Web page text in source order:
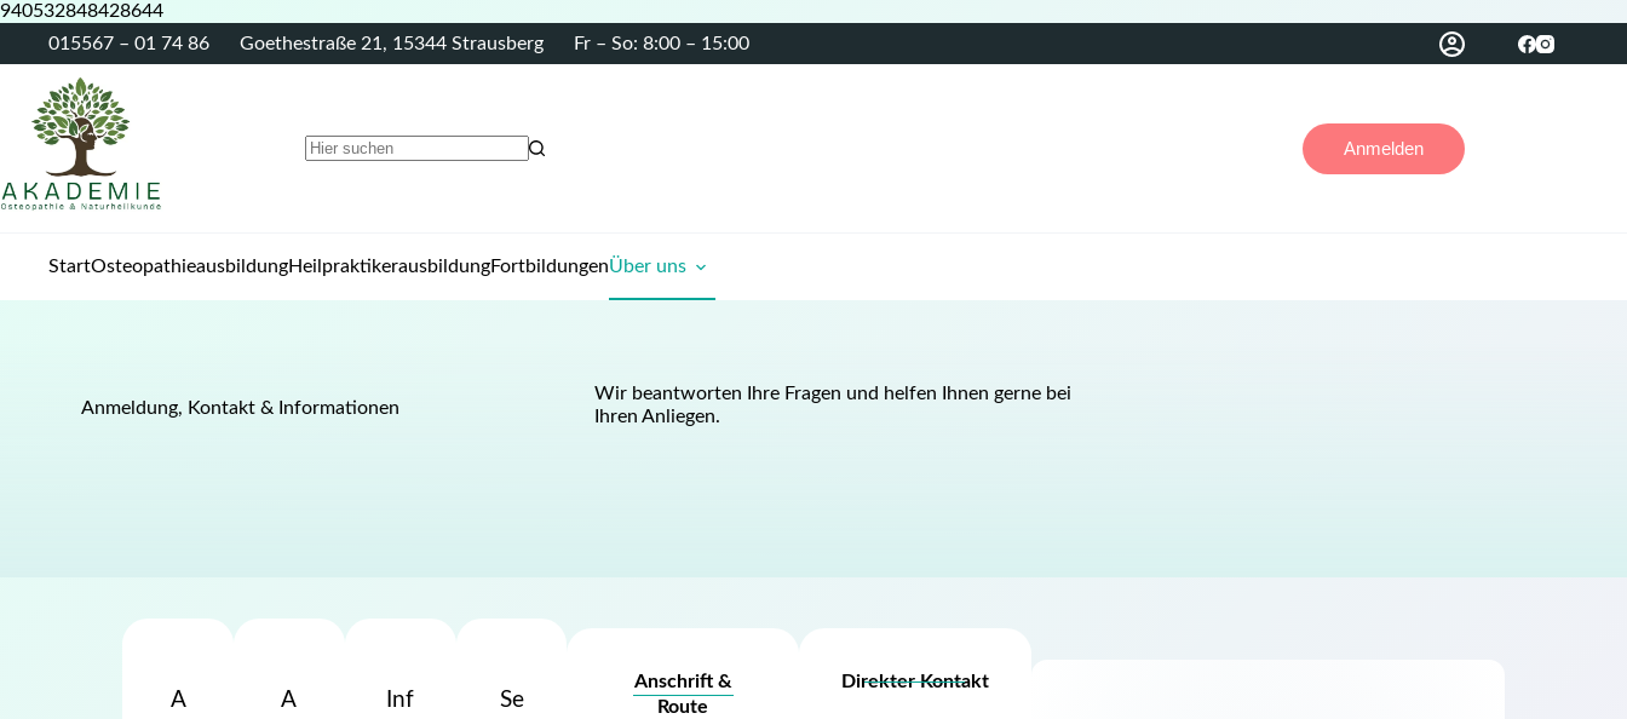
940532848428644
015567 – 01 74 86
Goethestraße 21, 15344 Strausberg Fr – So: 8:00 – 15:00
Anmelden
StartOsteopathieausbildungHeilpraktikerausbildungFortbildungenÜber uns
Anmeldung, Kontakt & Informationen
Wir beantworten Ihre Fragen und helfen Ihnen gerne bei
Ihren Anliegen.
A
A
Inf
Se
Anschrift &
Route
Direkter Kontakt